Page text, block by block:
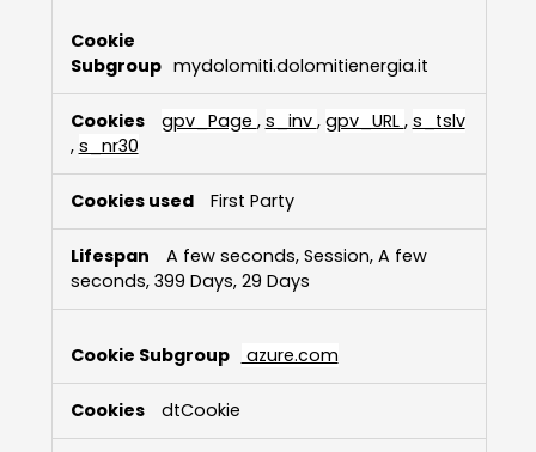
mydolomiti.dolomitienergia.it
gpv_Page , s_inv , gpv_URL , s_tslv
, s_nr30
First Party
A few seconds, Session, A few
seconds, 399 Days, 29 Days
azure.com
dtCookie